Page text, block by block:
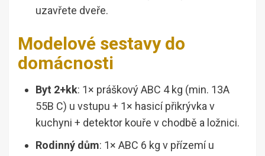
uzavřete dveře.
Modelové sestavy do
domácnosti
Byt 2+kk: 1× práškový ABC 4 kg (min. 13A
55B C) u vstupu + 1× hasicí přikrývka v
kuchyni + detektor kouře v chodbě a ložnici.
Rodinný dům: 1× ABC 6 kg v přízemí u